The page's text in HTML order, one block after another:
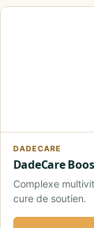
DADECARE
DadeCare
Complexe
cure de soutien.